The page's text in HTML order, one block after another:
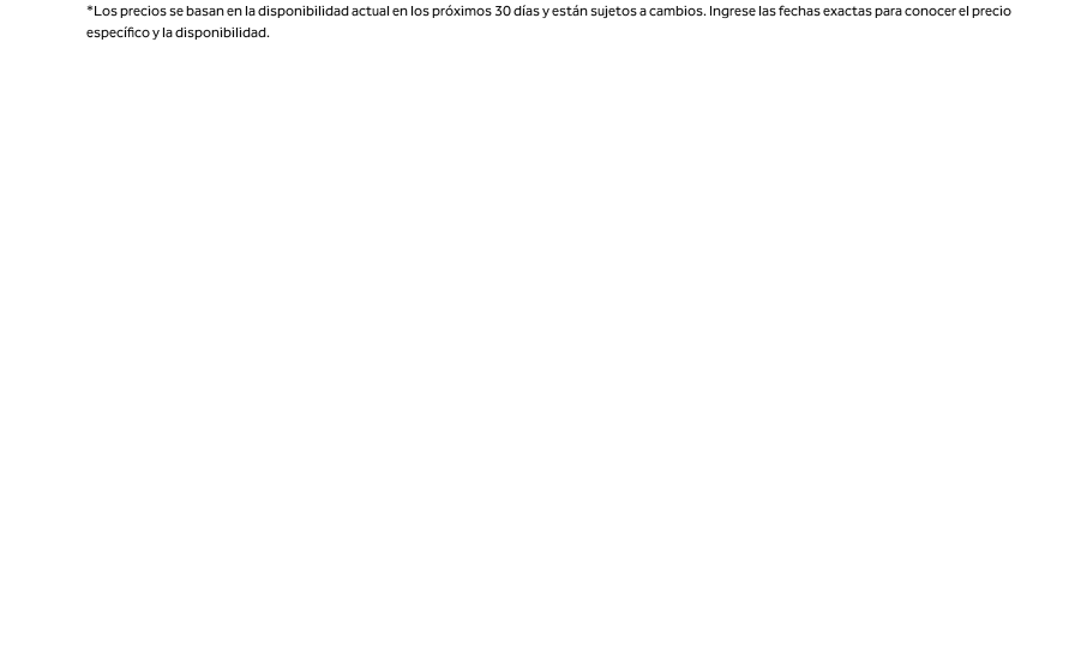
*Los precios se basan en la disponibilidad actual en los próximos 30 días y están sujetos a cambios. Ingrese las fechas exactas para conocer el precio
específico y la disponibilidad.